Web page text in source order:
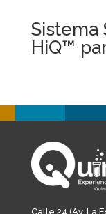
Sistema
HiQ™
Calle 24 (Av. La